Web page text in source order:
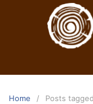
Home Posts